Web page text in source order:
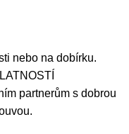
nebo na dobírku.
partnerům s dobrou